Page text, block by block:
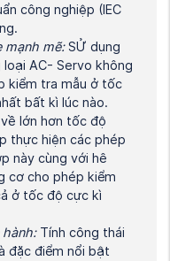
công nghiệp (IEC
mạnh mẽ:SỬ dụng
AC- Servo không
kiểm tra mẫu ở tốc
bất kì lúc nào.
lớn hơn tốc độ
thực hiện các phép
này cùng với hê
cơ cho phép kiểm
ở tốc độ cực kì
hành: Tính công thái
đặc điểm nổi bật